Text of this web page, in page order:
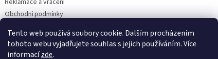
Tento web používá soubory cookie. Dalším procházením
tohoto webu vyjadřujete souhlas s jejich používáním. Více
informacízde.
Reklamace a vrácení
Obchodní podmínky
Doprava a platba